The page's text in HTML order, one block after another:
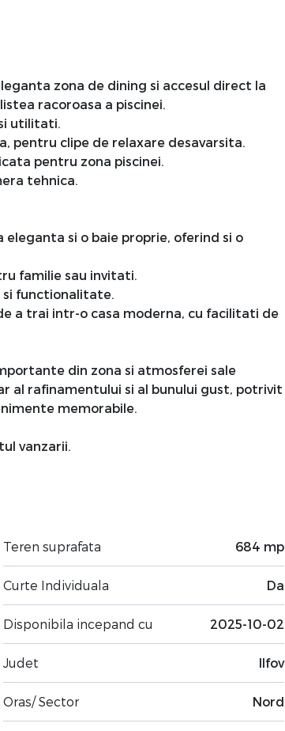
zona de dining si accesul direct la
racoroasa a piscinei.
utilitati.
pentru clipe de relaxare desavarsita.
pentru zona piscinei.
tehnica.
si o baie proprie, oferind si o
familie sau invitati.
functionalitate.
a trai intr-o casa moderna, cu facilitati de
din zona si atmosferei sale
al rafinamentului si al bunului gust, potrivit
memorabile.
vanzarii.
Teren suprafata 684 mp
Curte Individuala Da
Disponibila incepand cu 2025-10-02
Judet Ilfov
Oras/ Sector Nord